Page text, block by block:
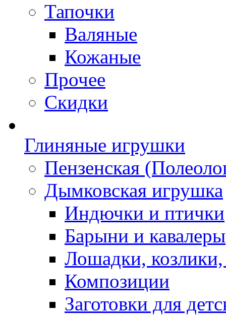
Тапочки
Валяные
Кожаные
Прочее
Скидки
Глиняные игрушки
Пензенская
Дымковская игрушка
Индючки и птички
Барыни и кавалеры
Лошадки,
Композиции
Заготовки для